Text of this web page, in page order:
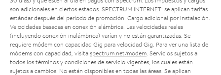
son adicionales en ciertos estados. SPECTRUM INTERNET: se aplican tarifas
estándar después del período de promoción. Cargo adicional por instalación.
Velocidades basadas en conexión alámbrica. Las velocidades reales
(incluyendo conexión inalámbrica) varían y no están garantizadas. Se
requiere módem con capacidad Gig para velocidad Gig. Para ver una lista de
módems con capacidad, visita spectrum.net/modem . Servicios sujetos a
todos los términos y condiciones de servicio vigentes, los cuales están
sujetos a cambios. No están disponibles en todas las áreas. Se aplican